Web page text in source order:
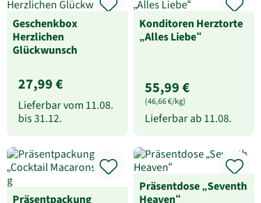
Geschenkbox
Herzlichen
Glückwunsch
27,99 €
Lieferbar vom 11.08.
bis31.12.
Konditoren Herztorte
„Alles Liebe“
55,99 €
(46,66 €/kg)
Lieferbar ab 11.08.
Präsentpackung
Präsentdose „Seventh
Heaven“